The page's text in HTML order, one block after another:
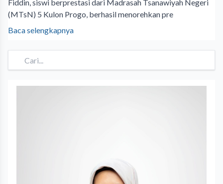
Fiddin, siswi berprestasi dari Madrasah Tsanawiyah Negeri
(MTsN) 5 Kulon Progo, berhasil menorehkan pre
Baca selengkapnya